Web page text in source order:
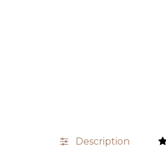
Description